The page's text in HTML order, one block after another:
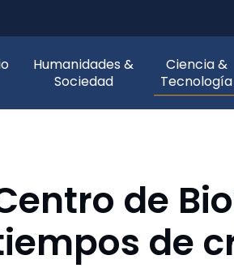
Humanidades &
Sociedad
Ciencia &
Tecnología
de
de